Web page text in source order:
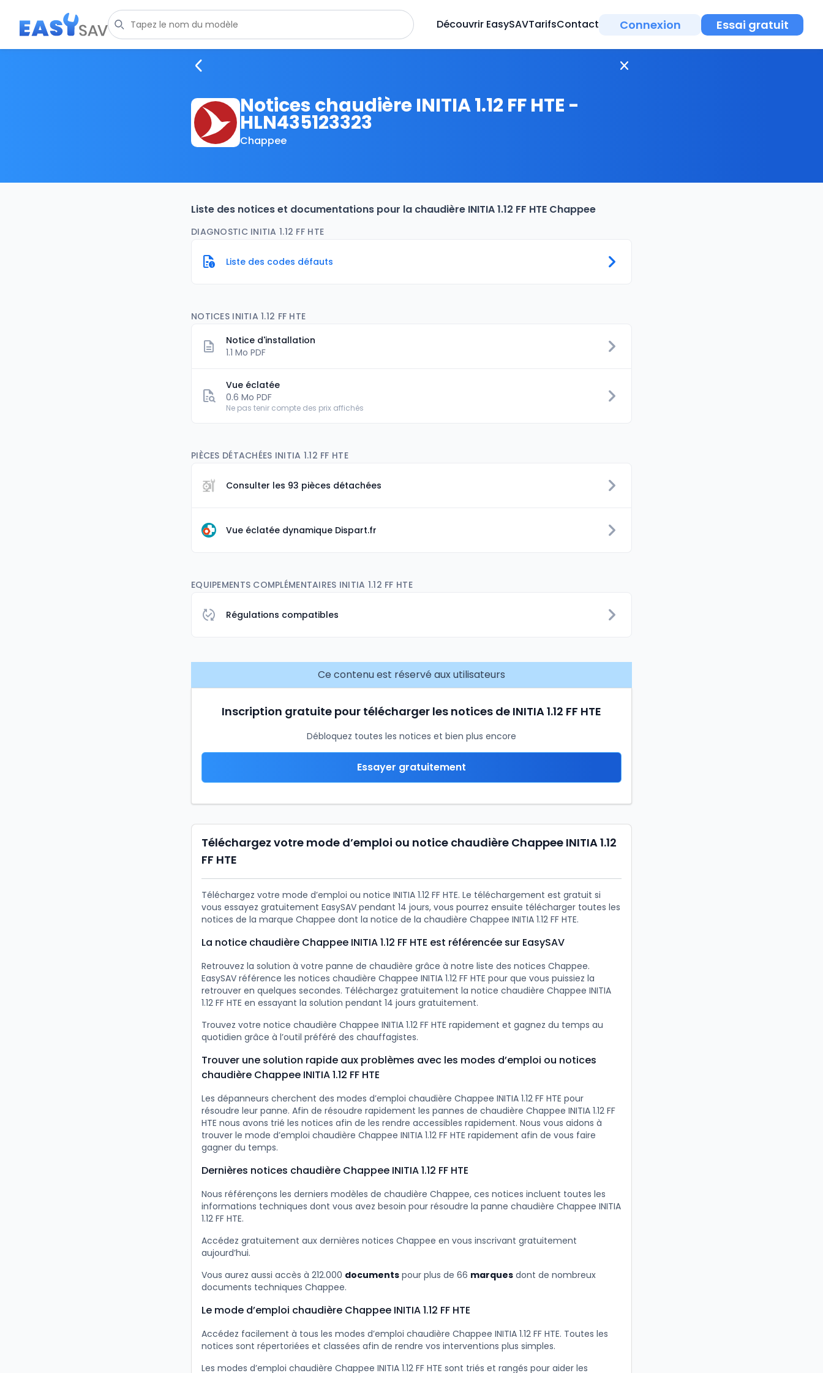
Découvrir EasySAVTarifsContact Connexion Essai gratuit
Notices chaudière INITIA 1.12 FF HTE -
HLN435123323
Chappee
Liste des notices et documentations pour la chaudière INITIA 1.12 FF HTE Chappee
DIAGNOSTIC INITIA 1.12 FF HTE
Liste des codes défauts
NOTICES INITIA 1.12 FF HTE
Notice d'installation
1.1 Mo PDF
Vue éclatée
0.6 Mo PDF
Ne pas tenir compte des prix affichés
PIÈCES DÉTACHÉES INITIA 1.12 FF HTE
Consulter les 93 pièces détachées
Vue éclatée dynamique Dispart.fr
EQUIPEMENTS COMPLÉMENTAIRES INITIA 1.12 FF HTE
Régulations compatibles
Ce contenu est réservé aux utilisateurs
Inscription gratuite pour télécharger les notices de INITIA 1.12 FF HTE
Débloquez toutes les notices et bien plus encore
Essayer gratuitement
Téléchargez votre mode d’emploi ou notice chaudière Chappee INITIA 1.12
FF HTE
Téléchargez votre mode d’emploi ou notice INITIA 1.12 FF HTE. Le téléchargement est gratuit si
vous essayez gratuitement EasySAV pendant 14 jours, vous pourrez ensuite télécharger toutes les
notices de la marque Chappee dont la notice de la chaudière Chappee INITIA 1.12 FF HTE.
La notice chaudière Chappee INITIA 1.12 FF HTE est référencée sur EasySAV
Retrouvez la solution à votre panne de chaudière grâce à notre liste des notices Chappee.
EasySAV référence les notices chaudière Chappee INITIA 1.12 FF HTE pour que vous puissiez la
retrouver en quelques secondes. Téléchargez gratuitement la notice chaudière Chappee INITIA
1.12 FF HTE en essayant la solution pendant 14 jours gratuitement.
Trouvez votre notice chaudière Chappee INITIA 1.12 FF HTE rapidement et gagnez du temps au
quotidien grâce à l’outil préféré des chauffagistes.
Trouver une solution rapide aux problèmes avec les modes d’emploi ou notices
chaudière Chappee INITIA 1.12 FF HTE
Les dépanneurs cherchent des modes d’emploi chaudière Chappee INITIA 1.12 FF HTE pour
résoudre leur panne. Afin de résoudre rapidement les pannes de chaudière Chappee INITIA 1.12 FF
HTE nous avons trié les notices afin de les rendre accessibles rapidement. Nous vous aidons à
trouver le mode d’emploi chaudière Chappee INITIA 1.12 FF HTE rapidement afin de vous faire
gagner du temps.
Dernières notices chaudière Chappee INITIA 1.12 FF HTE
Nous référençons les derniers modèles de chaudière Chappee, ces notices incluent toutes les
informations techniques dont vous avez besoin pour résoudre la panne chaudière Chappee INITIA
1.12 FF HTE.
Accédez gratuitement aux dernières notices Chappee en vous inscrivant gratuitement
aujourd’hui.
Vous aurez aussi accès à 212.000 documents pour plus de 66 marques dont de nombreux
documents techniques Chappee.
Le mode d’emploi chaudière Chappee INITIA 1.12 FF HTE
Accédez facilement à tous les modes d’emploi chaudière Chappee INITIA 1.12 FF HTE. Toutes les
notices sont répertoriées et classées afin de rendre vos interventions plus simples.
Les modes d’emploi chaudière Chappee INITIA 1.12 FF HTE sont triés et rangés pour aider les